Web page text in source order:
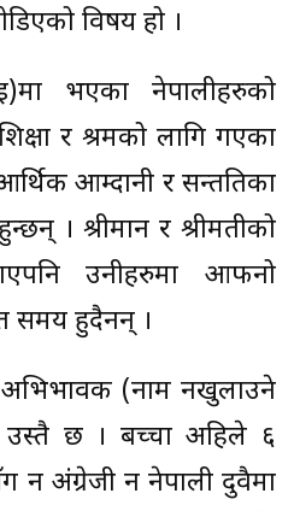
विषय हो ।
भएका नेपालीहरुको
र श्रमको लागि गएका
आम्दानी र सन्ततिका
। श्रीमान र श्रीमतीको
उनीहरुमा आफनो
समय हुदैनन् ।
अभिभावक (नाम नखुलाउने
उस्तै छ । बच्चा अहिले ६
न अंग्रेजी न नेपाली दुवैमा